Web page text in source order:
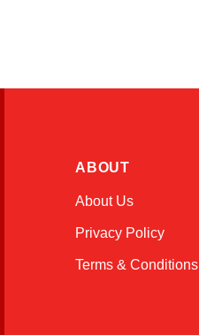
ABOUT
About Us
Privacy Policy
Terms & Conditions